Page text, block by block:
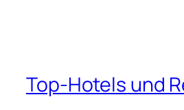
Top-Hotels und